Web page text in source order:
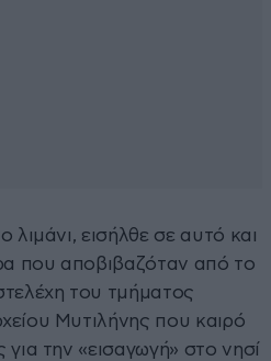
εισήλθε σε αυτό και
που αποβιβαζόταν από το
του τμήματος
Μυτιλήνης που καιρό
την «εισαγωγή» στο νησί